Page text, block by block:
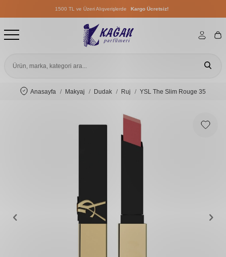
1500 TL ve Üzeri Alışverişlerde Kargo Ücretsiz!
1500 TL ve Üzeri Alışverişlerde
1500 TL ve Üzeri Alışverişlerde
Anasayfa Makyaj Dudak Ruj YSL The Slim Rouge 35